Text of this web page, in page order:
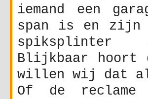
iemand een
span is en zijn
spiksplinter
Blijkbaar
willen wij dat
Of de